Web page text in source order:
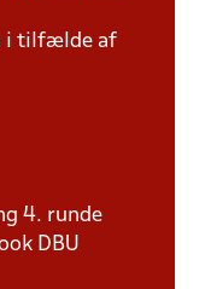
i tilfælde af
4. runde
DBU